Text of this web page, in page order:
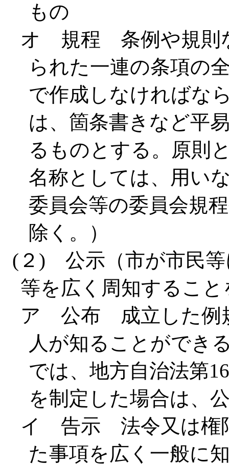
もの
オ 規程 条例や規則
られた一連の条項の
で作成しなければな
は、箇条書きなど平
るものとする。原則
名称としては、用い
委員会等の委員会規
除く。）
(２) 公示（市が市民等
等を広く周知するこ
ア 公布 成立した例
人が知ることができ
では、地方自治法第
を制定した場合は、
イ 告示 法令又は権
た事項を広く一般に